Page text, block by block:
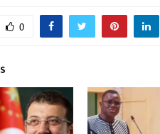
0